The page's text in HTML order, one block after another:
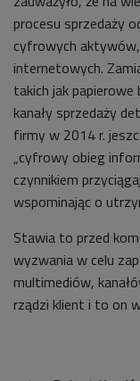
procesu sprzedaży
cyfrowych aktywów,
internetowych.
takich jak
kanały sprzedaży
firmy w 2014 r.
„cyfrowy obieg
czynnikiem
wspominając o
Stawia to przed
wyzwania w celu
multimediów,
rządzi klient i to on